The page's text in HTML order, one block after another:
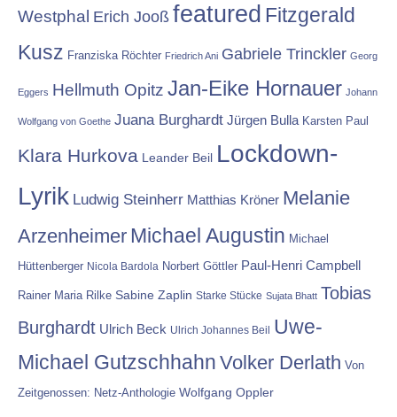
Westphal Erich Jooß featured Fitzgerald
Kusz Franziska Röchter Friedrich Ani Gabriele Trinckler Georg
Eggers Hellmuth Opitz Jan-Eike Hornauer Johann
Wolfgang von Goethe Juana Burghardt Jürgen Bulla Karsten Paul
Klara Hurkova Leander Beil Lockdown-
Lyrik Ludwig Steinherr Matthias Kröner Melanie
Arzenheimer Michael Augustin Michael
Hüttenberger Nicola Bardola Norbert Göttler Paul-Henri Campbell
Rainer Maria Rilke Sabine Zaplin Starke Stücke Sujata Bhatt Tobias
Burghardt Ulrich Beck Ulrich Johannes Beil
Uwe-
Michael Gutzschhahn Volker Derlath Von
Zeitgenossen: Netz-Anthologie Wolfgang Oppler